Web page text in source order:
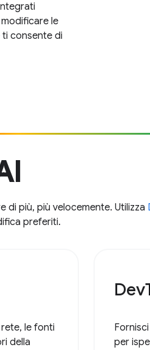
le
consente di
di più, più velocemente. Utilizza
preferiti.
le fonti
della
per